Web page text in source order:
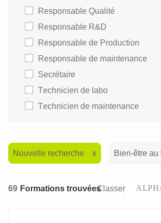
Responsable Qualité
Responsable R&D
Responsable de Production
Responsable de maintenance
Secrétaire
Technicien de labo
Technicien de maintenance
Nouvelle recherche Bien-être au
69 Formations trouvéesClasser